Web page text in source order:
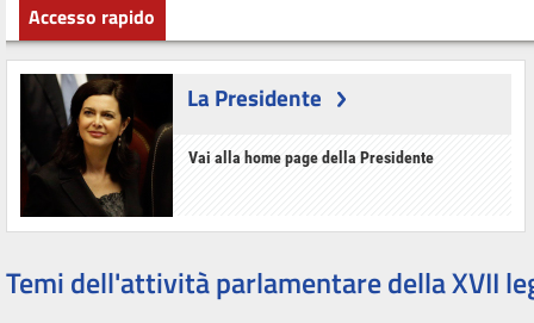
Accesso rapido
La Presidente
Vai alla home page della Presidente
Temi dell'attività parlamentare della XVII